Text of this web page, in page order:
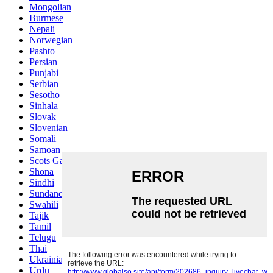
Mongolian
Burmese
Nepali
Norwegian
Pashto
Persian
Punjabi
Serbian
Sesotho
Sinhala
Slovak
Slovenian
Somali
Samoan
Scots Gaelic
Shona
Sindhi
Sundanese
Swahili
Tajik
Tamil
Telugu
Thai
Ukrainian
Urdu